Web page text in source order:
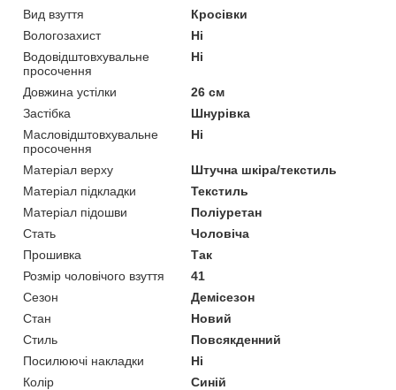
Вид взуття
Кросівки
Вологозахист
Ні
Водовідштовхувальне
просочення
Ні
Довжина устілки
26 см
Застібка
Шнурівка
Масловідштовхувальне
просочення
Ні
Матеріал верху
Штучна шкіра/текстиль
Матеріал підкладки
Текстиль
Матеріал підошви
Поліуретан
Стать
Чоловіча
Прошивка
Так
Розмір чоловічого взуття
41
Сезон
Демісезон
Стан
Новий
Стиль
Повсякденний
Посилюючі накладки
Ні
Колір
Синій